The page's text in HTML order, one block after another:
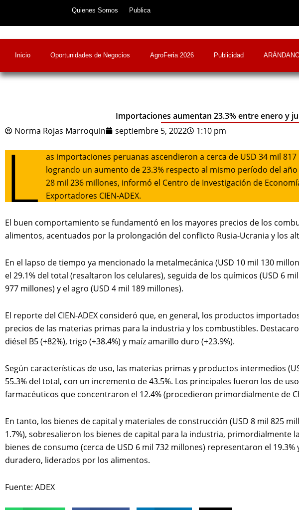
Quienes Somos Publica
Inicio Oportunidades de Negocios AgroFeria 2026 Publicidad
Importaciones aumentan 23.3% entre enero y
Norma Rojas Marroquin
septiembre 5, 2022 1:10 pm
L
as importaciones peruanas ascendieron a cerca de USD 34 mil
logrando un aumento de 23.3% respecto al mismo período del
28 mil 236 millones, informó el Centro de Investigación de
Exportadores CIEN-ADEX.
El buen comportamiento se fundamentó en los mayores precios de los
alimentos, acentuados por la prolongación del conflicto Rusia-Ucrania y los
En el lapso de tiempo ya mencionado la metalmecánica (USD 10 mil 130
el 29.1% del total (resaltaron los celulares), seguida de los químicos (USD 6
977 millones) y el agro (USD 4 mil 189 millones).
El reporte del CIEN-ADEX consideró que, en general, los productos
precios de las materias primas para la industria y los combustibles.
diésel B5 (+82%), trigo (+38.4%) y maíz amarillo duro (+23.9%).
Según características de uso, las materias primas y productos intermedios
55.3% del total, con un incremento de 43.5%. Los principales fueron los de
farmacéuticos que concentraron el 12.4% (procedieron primordialmente de
En tanto, los bienes de capital y materiales de construcción (USD 8 mil 825
1.7%), sobresalieron los bienes de capital para la industria, primordialmente
bienes de consumo (cerca de USD 6 mil 732 millones) representaron el
duradero, liderados por los alimentos.
Fuente: ADEX